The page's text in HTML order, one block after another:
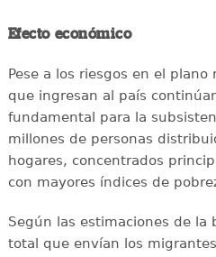
Efecto económico
Pese a los riesgos en el
que ingresan al país
fundamental para la
millones de personas
hogares, concentrados
con mayores índices de
Según las estimaciones de
total que envían los